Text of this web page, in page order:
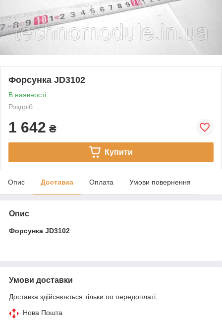
Форсунка JD3102
В наявності
Роздріб
1 642 ₴
Купити
Опис Доставка Оплата Умови повернення
Опис
Форсунка JD3102
Умови доставки
Доставка здійснюється тільки по передоплаті.
Нова Пошта